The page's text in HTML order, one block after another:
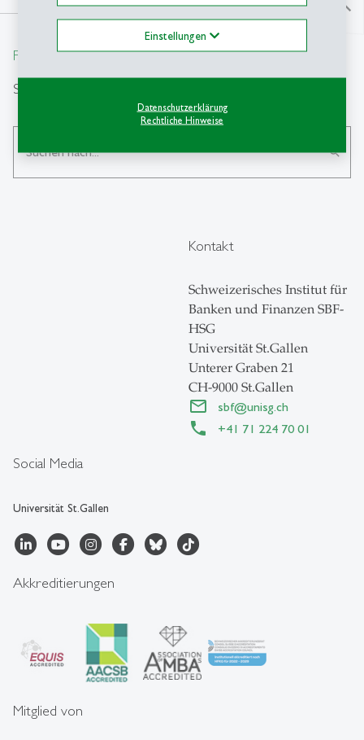
Einstellungen
Datenschutzerklärung
Rechtliche Hinweise
north
From insight to impact.
Suche
search
Social Media
Universität St.Gallen
Kontakt
Schweizerisches Institut für
Banken und Finanzen SBF-
HSG
Universität St.Gallen
Unterer Graben 21
CH-9000 St.Gallen
sbf@unisg.ch
+41 71 224 70 01
Akkreditierungen
Mitglied von